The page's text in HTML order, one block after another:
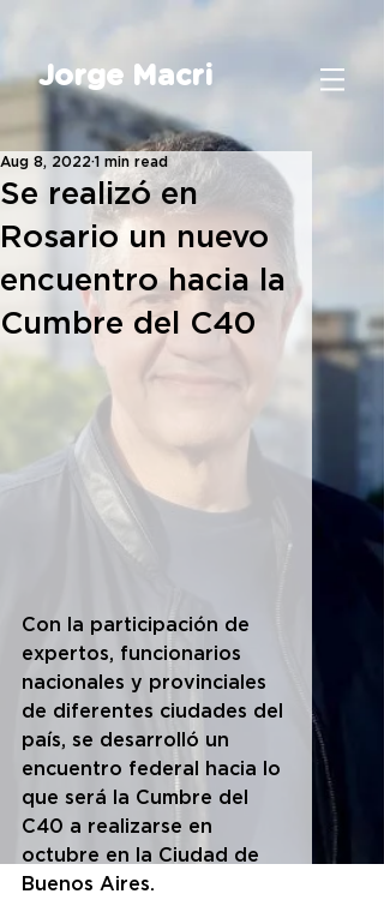
Jorge Macri
Se realizó en
Rosario un nuevo
encuentro hacia la
Cumbre del C40
Aug 8, 2022 1 min read
Con la participación de
expertos, funcionarios
nacionales y provinciales
de diferentes ciudades del
país, se desarrolló un
encuentro federal hacia lo
que será la Cumbre del
C40 a realizarse en
octubre en la Ciudad de
Buenos Aires.